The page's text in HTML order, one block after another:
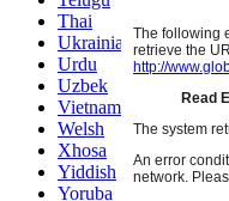
Thai
Ukrainian
Urdu
Uzbek
Vietnamese
Welsh
Xhosa
Yiddish
Yoruba